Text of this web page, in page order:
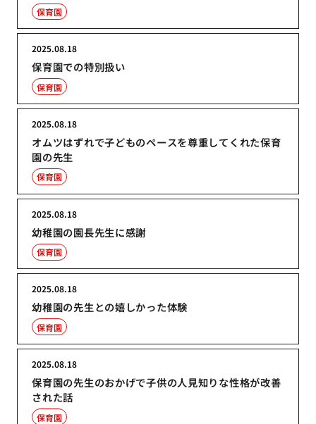
保育園
保育園での特別扱い
2025.08.18
保育園
オムツはずれで子どものペースを尊重してくれた保育
園の先生
2025.08.18
保育園
幼稚園の園長先生に感謝
2025.08.18
保育園
幼稚園の先生との嬉しかった体験
2025.08.18
保育園
保育園の先生のおかげで子供の人見知りな性格が改善
された話
2025.08.18
保育園